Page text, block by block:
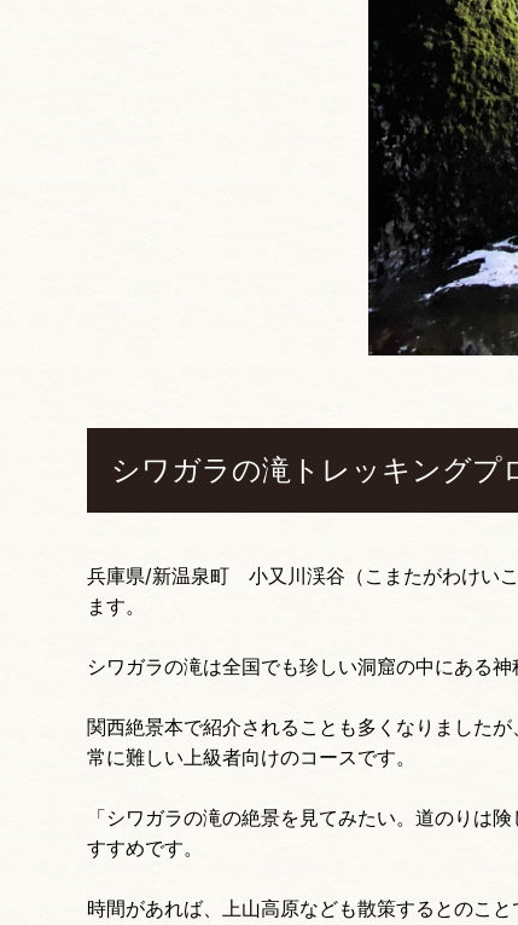
シワガラの滝トレッキングプ
兵庫県/新温泉町 小又川渓谷（こまたがわけい
ます。
シワガラの滝は全国でも珍しい洞窟の中にある神
関西絶景本で紹介されることも多くなりました
常に難しい上級者向けのコースです。
「シワガラの滝の絶景を見てみたい。道のりは
すすめです。
時間があれば、上山高原なども散策するとのこと